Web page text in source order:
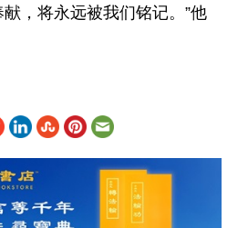
，将永远被我们铭记。”他